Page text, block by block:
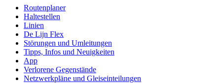
Routenplaner
Haltestellen
Linien
De Lijn Flex
Störungen und Umleitungen
Tipps, Infos und Neuigkeiten
App
Verlorene Gegenstände
Netzwerkpläne und Gleiseinteilungen